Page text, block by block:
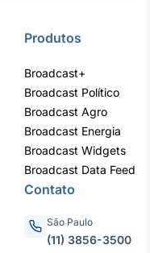
Produtos
Broadcast+
Broadcast Político
Broadcast Agro
Broadcast Energia
Broadcast Widgets
Broadcast Data Feed
Contato
São Paulo
(11) 3856-3500